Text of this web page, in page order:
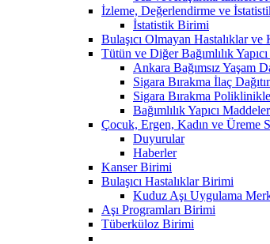
İzleme, Değerlendirme ve
İstatistik Birimi
Bulaşıcı Olmayan Hastalıklar
Tütün ve Diğer Bağımlılık
Ankara Bağımsız Yaşam
Sigara Bırakma İlaç
Sigara Bırakma
Bağımlılık Yapıcı
Çocuk, Ergen, Kadın ve Üreme
Duyurular
Haberler
Kanser Birimi
Bulaşıcı Hastalıklar Birimi
Kuduz Aşı Uygulama
Aşı Programları Birimi
Tüberküloz Birimi